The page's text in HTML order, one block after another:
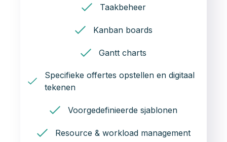
Taakbeheer
Kanban boards
Gantt charts
Specifieke offertes opstellen en digitaal
tekenen
Voorgedefinieerde sjablonen
Resource & workload management